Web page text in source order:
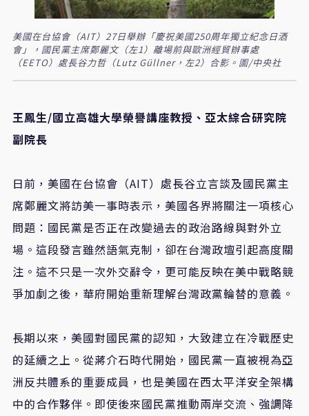
美國在台協會（AIT）27日舉辦「慶祝美國250周年獨立紀念日酒
會」，國民黨主席鄭麗文（左1）離場前與歐洲經貿辦事處
（EETO）處長谷力哲（Lutz Güllner，左2）合影。圖/中央社
王鳳生/國立高雄大學榮譽講座教授、亞太綜合研究院
副院長
日前，美國在台協會（AIT）處長谷立言談及國民黨主
席鄭麗文將訪美一事時表示，美國各界將關注一項核心
問題：國民黨是否正在改變過去的政治路線與對外立
場。這段發言雖然語氣克制，卻在台灣政壇引起高度關
注。這不只是一次外交辭令，更可能反映在美中戰略競
爭加劇之後，華府開始重新理解台灣政黨輪替的意義。
長期以來，美國對國民黨的認知，大致建立在冷戰歷史
的延續之上。從蔣介石時代開始，國民黨一直被視為亞
洲反共體系的重要成員，也是美國在西太平洋安全架構
中的合作夥伴。即使後來國民黨推動兩岸交流、強調降